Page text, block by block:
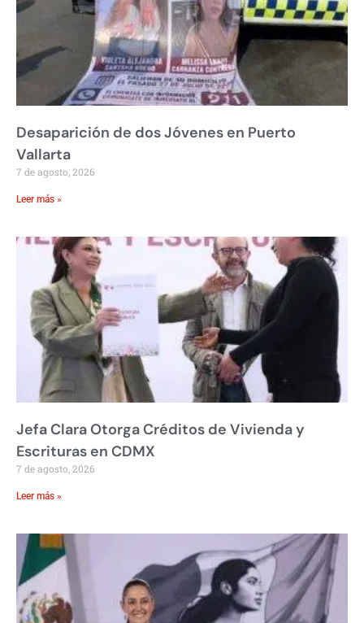
Desaparición de dos Jóvenes en Puerto
Vallarta
7 de agosto, 2026
Leer más »
Jefa Clara Otorga Créditos de Vivienda y
Escrituras en CDMX
7 de agosto, 2026
Leer más »